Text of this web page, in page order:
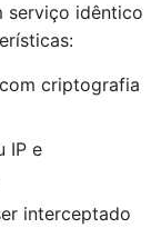
serviço idêntico
criptografia
IP e
interceptado